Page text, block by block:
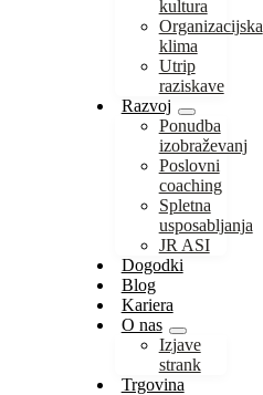
kultura
Organizacijska
klima
Utrip
raziskave
Razvoj
Ponudba
izobraževanj
Poslovni
coaching
Spletna
usposabljanja
JR ASI
Dogodki
Blog
Kariera
O nas
Izjave
strank
Trgovina